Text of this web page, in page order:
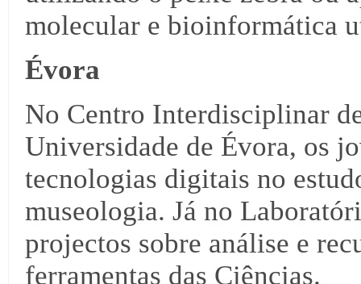
molecular e bioinformática
Évora
No Centro Interdisciplinar
Universidade de Évora, os
tecnologias digitais no
museologia. Já no
projectos sobre análise e
ferramentas das Ciências.